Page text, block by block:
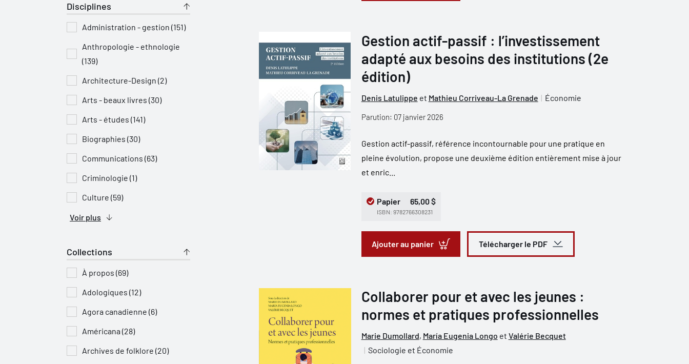
Disciplines
Administration - gestion (151)
Anthropologie - ethnologie
(139)
Architecture-Design (2)
Arts - beaux livres (30)
Arts - études (141)
Biographies (30)
Communications (63)
Criminologie (1)
Culture (59)
Voir plus
Collections
À propos (69)
Adologiques (12)
Agora canadienne (6)
Américana (28)
Archives de folklore (20)
Gestion actif-passif : l’investissement
adapté aux besoins des institutions (2e
édition)
Denis Latulippe et Mathieu Corriveau-La Grenade Économie
Parution: 07 janvier 2026
Gestion actif-passif, référence incontournable pour une pratique en
pleine évolution, propose une deuxième édition entièrement mise à jour
et enric...
Papier 65,00 $
ISBN: 9782766308231
Ajouter au panier Télécharger le PDF
Collaborer pour et avec les jeunes :
normes et pratiques professionnelles
Marie Dumollard, María Eugenia Longo et Valérie Becquet
Sociologie et Économie